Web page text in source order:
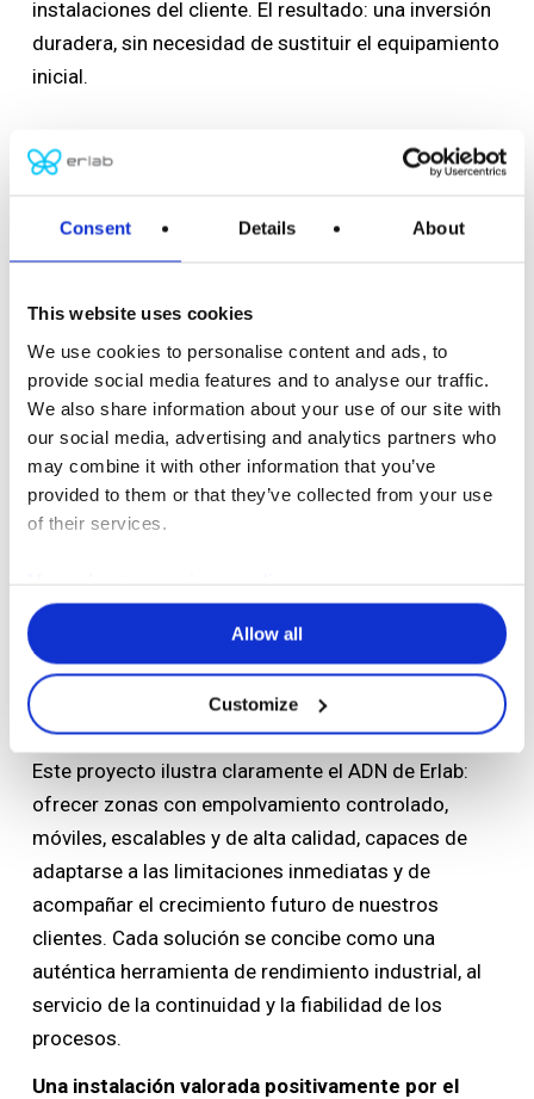
Consent Details About
This website uses cookies
We use cookies to personalise content and ads, to
provide social media features and to analyse our traffic.
We also share information about your use of our site with
our social media, advertising and analytics partners who
may combine it with other information that you’ve
provided to them or that they’ve collected from your use
of their services.
Allow all
Customize
instalaciones del cliente. El resultado: una inversión
duradera, sin necesidad de sustituir el equipamiento
inicial.
La experiencia de
Erlab al servicio del
rendimiento industrial
Este proyecto ilustra claramente el ADN de Erlab:
ofrecer zonas con empolvamiento controlado,
móviles, escalables y de alta calidad, capaces de
adaptarse a las limitaciones inmediatas y de
acompañar el crecimiento futuro de nuestros
clientes. Cada solución se concibe como una
auténtica herramienta de rendimiento industrial, al
servicio de la continuidad y la fiabilidad de los
procesos.
Una instalación valorada positivamente por el